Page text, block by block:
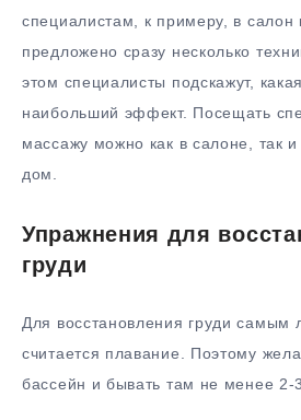
специалистам, к примеру, в салон
предложено сразу несколько
этом специалисты подскажут,
наибольший эффект. Посещать
массажу можно как в салоне, так и
дом.
Упражнения для
груди
Для восстановления груди самым
считается плавание. Поэтому
бассейн и бывать там не менее 2-